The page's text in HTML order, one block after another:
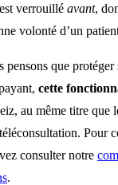
verrouillé avant,
volonté d’un
pensons que
cette
au même titre que
Pour
consulter notre
.